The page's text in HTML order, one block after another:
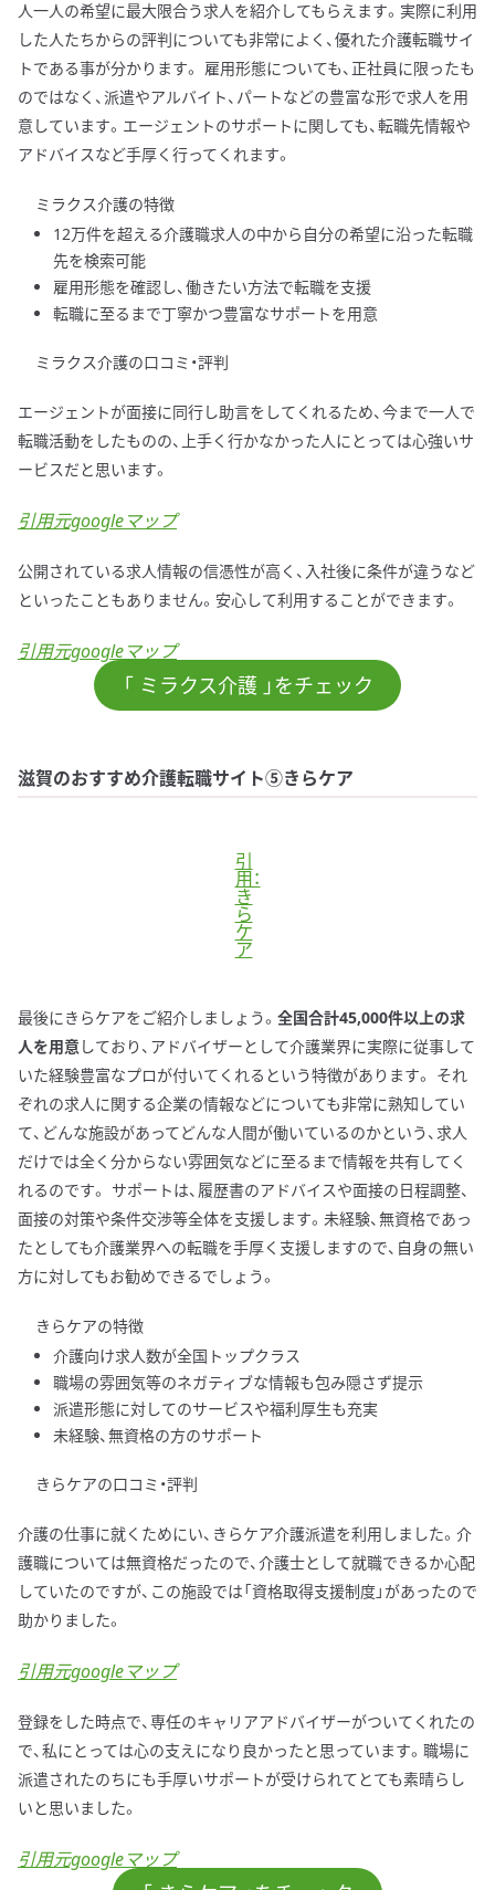
人一人の希望に最大限合う求人を紹介してもらえます。実際に利用
した人たちからの評判についても非常によく、優れた介護転職サイ
トである事が分かります。 雇用形態についても、正社員に限ったも
のではなく、派遣やアルバイト、パートなどの豊富な形で求人を用
意しています。エージェントのサポートに関しても、転職先情報や
アドバイスなど手厚く行ってくれます。
ミラクス介護の特徴
12万件を超える介護職求人の中から自分の希望に沿った転職
先を検索可能
雇用形態を確認し、働きたい方法で転職を支援
転職に至るまで丁寧かつ豊富なサポートを用意
ミラクス介護の口コミ・評判
エージェントが面接に同行し助言をしてくれるため、今まで一人で
転職活動をしたものの、上手く行かなかった人にとっては心強いサ
ービスだと思います。
引用元googleマップ
公開されている求人情報の信憑性が高く、入社後に条件が違うなど
といったこともありません。安心して利用することができます。
引用元googleマップ
「 ミラクス介護 」をチェック
滋賀のおすすめ介護転職サイト⑤きらケア
引
用：
き
ら
ケ
ア
最後にきらケアをご紹介しましょう。 全国合計45,000件以上の求
人を用意 しており、アドバイザーとして介護業界に実際に従事して
いた経験豊富なプロが付いてくれるという特徴があります。 それ
ぞれの求人に関する企業の情報などについても非常に熟知してい
て、どんな施設があってどんな人間が働いているのかという、求人
だけでは全く分からない雰囲気などに至るまで情報を共有してく
れるのです。 サポートは、履歴書のアドバイスや面接の日程調整、
面接の対策や条件交渉等全体を支援します。未経験、無資格であっ
たとしても介護業界への転職を手厚く支援しますので、自身の無い
方に対してもお勧めできるでしょう。
きらケアの特徴
介護向け求人数が全国トップクラス
職場の雰囲気等のネガティブな情報も包み隠さず提示
派遣形態に対してのサービスや福利厚生も充実
未経験、無資格の方のサポート
きらケアの口コミ・評判
介護の仕事に就くためにい、きらケア介護派遣を利用しました。介
護職については無資格だったので、介護士として就職できるか心配
していたのですが、この施設では「資格取得支援制度」があったので
助かりました。
引用元googleマップ
登録をした時点で、専任のキャリアアドバイザーがついてくれたの
で、私にとっては心の支えになり良かったと思っています。職場に
派遣されたのちにも手厚いサポートが受けられてとても素晴らし
いと思いました。
引用元googleマップ